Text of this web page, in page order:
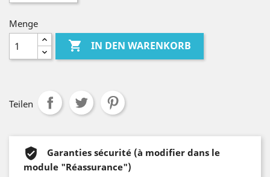
Menge
 IN DEN WARENKORB
Teilen
Garanties sécurité (à modifier dans le
module "Réassurance")